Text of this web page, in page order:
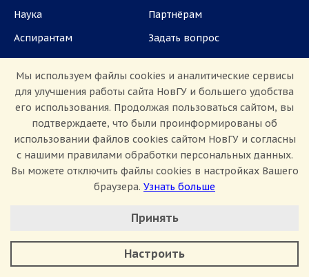
Наука
Аспирантам
СМИ
Партнёрам
Задать вопрос
ул. Большая Санкт-Петербургская, 41, каб.
1101, 1103
Приемная комиссия: +7(8162)33-20-44
Сведения об образовательной организации
Политика конфиденциальности
Сведения о доходах
Мы используем файлы cookies и аналитические сервисы
для улучшения работы сайта НовГУ и большего удобства
его использования. Продолжая пользоваться сайтом, вы
подтверждаете, что были проинформированы об
использовании файлов cookies сайтом НовГУ и согласны
с нашими правилами обработки персональных данных.
Вы можете отключить файлы cookies в настройках Вашего
браузера. Узнать больше
Минимальные
Аналитические/Функциональные
Принять
Настроить